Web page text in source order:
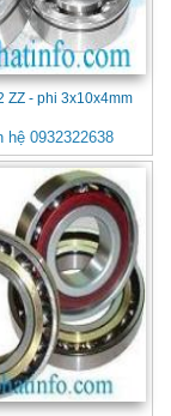
ZZ - phi 3x10x4mm
hệ 0932322638